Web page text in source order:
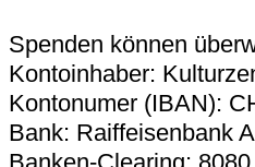
Spenden können
Kontoinhaber:
Kontonumer (IBAN):
Bank: Raiffeisenbank